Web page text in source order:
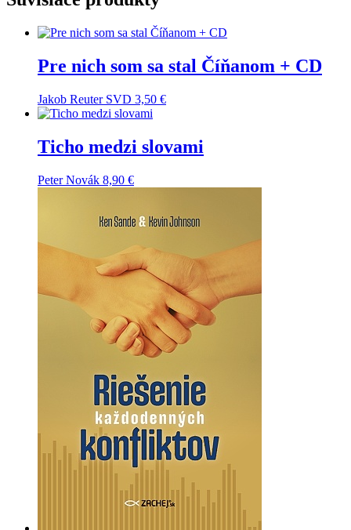
Pre nich som sa stal Číňanom + CD
Jakob Reuter SVD 3,50 €
Ticho medzi slovami
Peter Novák 8,90 €